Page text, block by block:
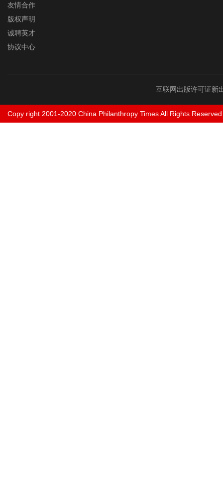
友情合作
版权声明
诚聘英才
协议中心
互联网出版许可证新
Copy right 2001-2020 China Philanthropy Times All Rights Reserved